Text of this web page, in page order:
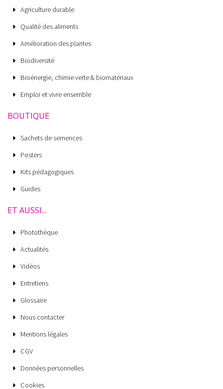
Agriculture durable
Qualité des aliments
Amélioration des plantes
Biodiversité
Bioénergie, chimie verte & biomatériaux
Emploi et vivre ensemble
BOUTIQUE
Sachets de semences
Posters
Kits pédagogiques
Guides
ET AUSSI...
Photothèque
Actualités
Vidéos
Entretiens
Glossaire
Nous contacter
Mentions légales
CGV
Données personnelles
Cookies